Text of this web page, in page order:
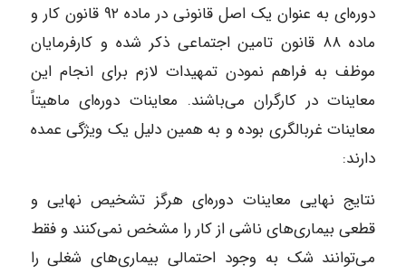
دوره‌ای به عنوان یک اصل قانونی در ماده ۹۲ قانون کار و
ماده ۸۸ قانون تامین اجتماعی ذکر شده و کارفرمایان
موظف به فراهم نمودن تمهیدات لازم برای انجام این
معاینات در کارگران می‌باشند. معاینات دوره‌ای ماهیتاً
معاینات غربالگری بوده و به همین دلیل یک ویژگی عمده
دارند:
نتایج نهایی معاینات دوره‌ای هرگز تشخیص نهایی و
قطعی بیماری‌های ناشی از کار را مشخص نمی‌کنند و فقط
می‌توانند شک به وجود احتمالی بیماری‌های شغلی را